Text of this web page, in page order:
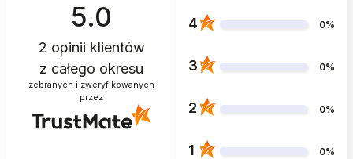
5.0
2 opinii klientów
z całego okresu
zebranych i zweryfikowanych
przez
4 0%
3 0%
2 0%
1 0%